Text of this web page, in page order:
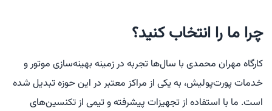
چرا ما را انتخاب کنید؟
کارگاه مهران محمدی با سال‌ها تجربه در زمینه بهینه‌سازی موتور و
خدمات پورت‌پولیش، به یکی از مراکز معتبر در این حوزه تبدیل شده
است. ما با استفاده از تجهیزات پیشرفته و تیمی از تکنسین‌های